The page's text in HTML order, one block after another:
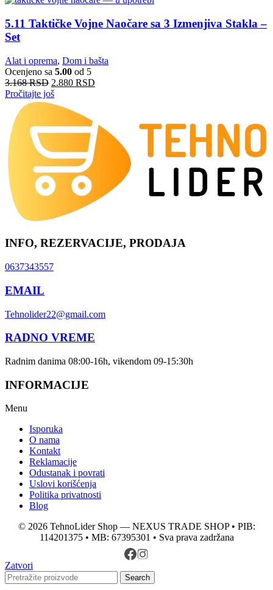
5.11 Taktičke Vojne Naočare sa 3 Izmenjiva Stakla –
Set
Alat i oprema, Dom i bašta
Ocenjeno sa 5.00 od 5
3.168RSD 2.880 RSD
Pročitajte još
INFO, REZERVACIJE, PRODAJA
0637343557
EMAIL
Tehnolider22@gmail.com
RADNO VREME
Radnim danima 08:00-16h, vikendom 09-15:30h
INFORMACIJE
Menu
Isporuka
O nama
Kontakt
Reklamacije
Odustanak i povrati
Uslovi korišćenja
Politika privatnosti
Blog
© 2026 TehnoLider Shop — NEXUS TRADE SHOP • PIB:
114201375 • MB: 67395301 • Sva prava zadržana
Zatvori
Search